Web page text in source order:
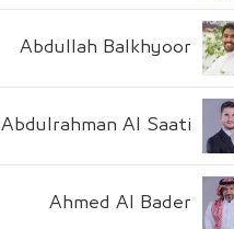
Abdullah Balkhyoor
Abdulrahman Al Saati
Ahmed Al Bader